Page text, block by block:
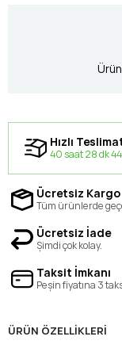
Hızlı
40 saat 28 dk
Ücretsiz Kargo
Tüm ürünlerde
Ücretsiz İade
Şimdi çok kolay.
Taksit İmkanı
Peşin fiyatına 3
ÜRÜN ÖZELLIKLERI